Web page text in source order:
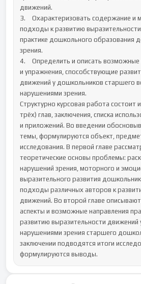
движений.
3.	Охарактеризовать содержание и методические
подходы к развитию
практике дошкольного образования
зрения.
4.	Определить и описать возможные направления, приёмы
и упражнения, способствующие
движений у дошкольников старшего
нарушениями зрения.
Структурно курсовая работа состоит
трёх) глав, заключения, списка
и приложений. Во введении
темы, формулируются объект,
исследования. В первой главе
теоретические основы проблемы:
нарушений зрения, моторного и
выразительного развития
подходы различных авторов к
движений. Во второй главе
аспекты и возможные направления
развитию выразительности движений
нарушениями зрения старшего
заключении подводятся итоги
формулируются выводы.